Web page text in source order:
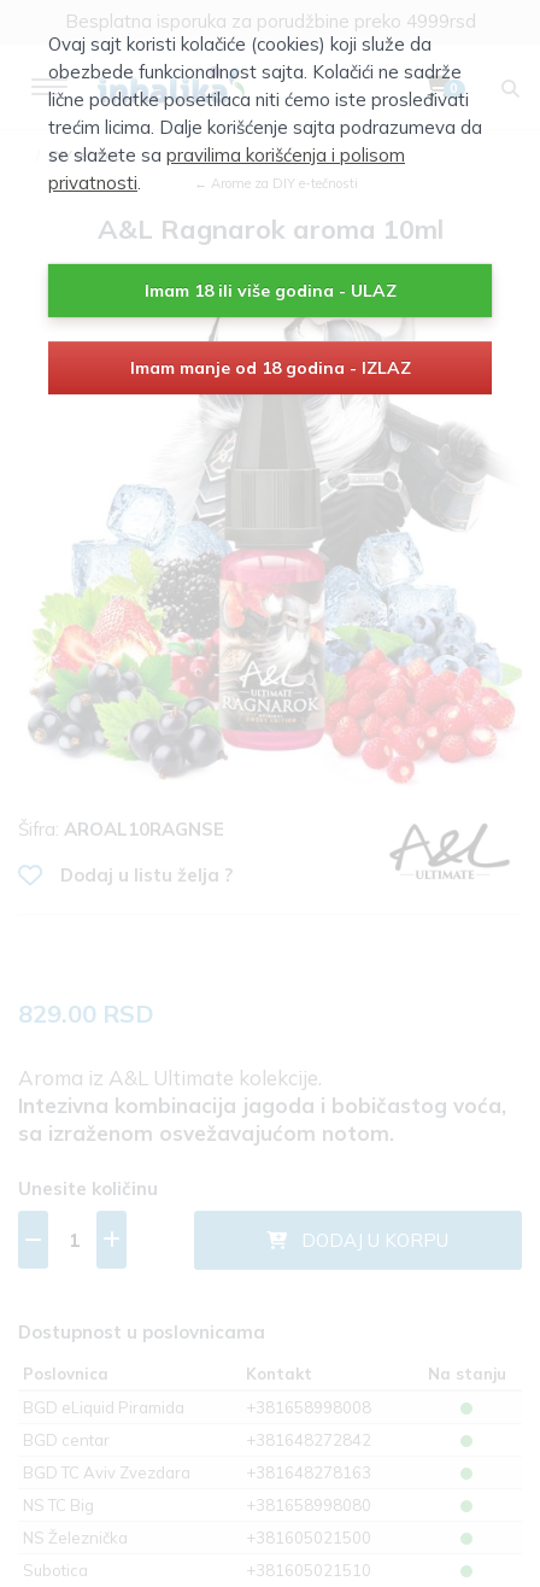
Klik za više informacija
Besplatna isporuka za porudžbine preko 4999rsd
0
DIY tečnost
← Arome za DIY e-tečnosti
A&L Ragnarok aroma 10ml
Šifra: AROAL10RAGNSE
Dodaj u listu želja ?
829.00 RSD
Aroma iz A&L Ultimate kolekcije.
Intezivna kombinacija jagoda i bobičastog voća,
sa izraženom osvežavajućom notom.
Unesite količinu
DODAJ U KORPU
Dostupnost u poslovnicama
Poslovnica Kontakt
Na stanju
BGD eLiquid Piramida
+381658998008
BGD centar
+381648272842
BGD TC Aviv Zvezdara
+381648278163
NS TC Big
+381658998080
NS Železnička
+381605021500
Subotica
+381605021510
Ovaj sajt koristi kolačiće (cookies) koji služe da
obezbede funkcionalnost sajta. Kolačići ne sadrže
lične podatke posetilaca niti ćemo iste prosleđivati
trećim licima. Dalje korišćenje sajta podrazumeva da
se slažete sa pravilima korišćenja i polisom
privatnosti.
Imam 18 ili više godina - ULAZ
Imam manje od 18 godina - IZLAZ